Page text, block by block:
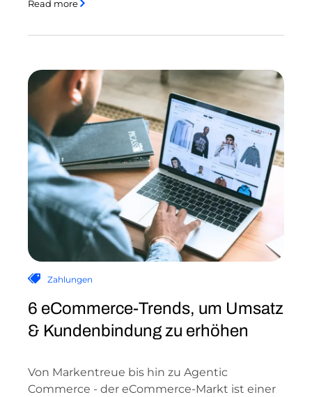
Read more
Zahlungen
6 eCommerce-Trends, um Umsatz
& Kundenbindung zu erhöhen
Von Markentreue bis hin zu Agentic
Commerce - der eCommerce-Markt ist einer